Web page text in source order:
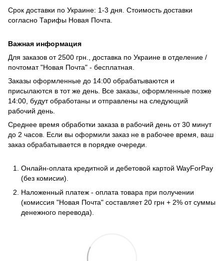
Срок доставки по Украине: 1-3 дня. Стоимость доставки
согласно Тарифы Новая Почта
Важная информация
Для заказов от 2500 грн., доставка по Украине в отделение /
почтомат "Новая Почта" - бесплатная.
Заказы оформленные до 14:00 обрабатываются и
присылаются в тот же день. Все заказы, оформленные позже
14:00, будут обработаны и отправлены на следующий
рабочий день.
Среднее время обработки заказа в рабочий день от 30 минут
до 2 часов. Если вы оформили заказ не в рабочее время, ваш
заказ обрабатывается в порядке очереди.
Онлайн-оплата кредитной и дебетовой картой WayForPay
(без комисии).
Наложенный платеж - оплата товара при получении
(комиссия "Новая Почта" составляет 20 грн + 2% от суммы
денежного перевода).